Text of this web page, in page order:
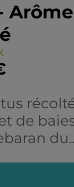
Arôme
de
du
de